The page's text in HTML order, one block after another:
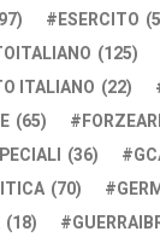
ESERCITO
(125)
ITALIANO (22)
(65)
(36)
(70)
(18)